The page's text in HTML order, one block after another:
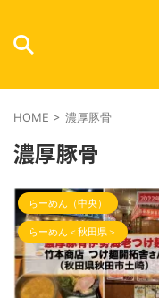
HOME > 濃厚豚骨
濃厚豚骨
らーめん（中央）
らーめん＜秋田県＞